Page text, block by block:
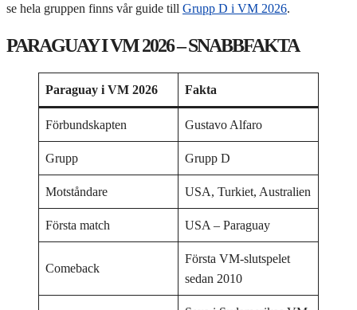
se hela gruppen finns vår guide till Grupp D i VM 2026.
PARAGUAY I VM 2026 – SNABBFAKTA
Paraguay i VM 2026 Fakta
Förbundskapten Gustavo Alfaro
Grupp Grupp D
Motståndare USA, Turkiet, Australien
Första match USA – Paraguay
Comeback
Första VM-slutspelet
sedan 2010